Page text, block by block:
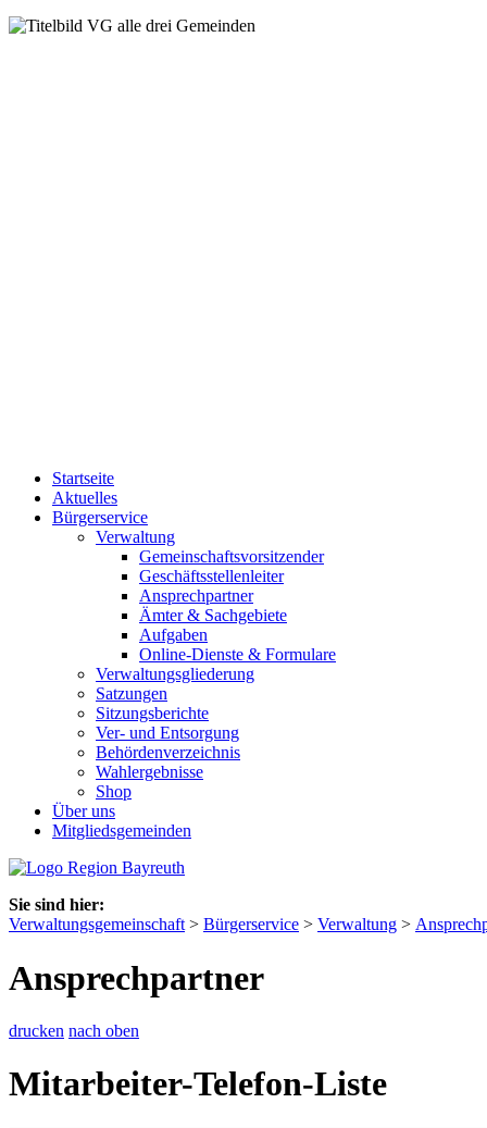
Startseite
Aktuelles
Bürgerservice
Verwaltung
Gemeinschaftsvorsitzender
Geschäftsstellenleiter
Ansprechpartner
Ämter & Sachgebiete
Aufgaben
Online-Dienste & Formulare
Verwaltungsgliederung
Satzungen
Sitzungsberichte
Ver- und Entsorgung
Behördenverzeichnis
Wahlergebnisse
Shop
Über uns
Mitgliedsgemeinden
Sie sind hier:
Verwaltungsgemeinschaft > Bürgerservice > Verwaltung >
Ansprechpartner
drucken nach oben
Mitarbeiter-Telefon-Liste